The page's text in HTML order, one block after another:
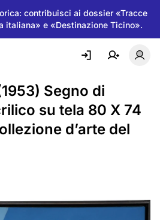
contribuisci ai dossier «Tracce
italiana» e «Destinazione Ticino».
di navigazione
Segno di
su tela 80 X 74
d’arte del